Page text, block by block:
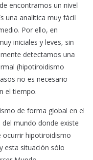
encontramos un nivel
una analítica muy fácil
Por ello, en
iniciales y leves, sin
detectamos una
(hipotiroidismo
no es necesario
el tiempo.
de forma global en el
mundo donde existe
ocurrir hipotiroidismo
esta situación sólo